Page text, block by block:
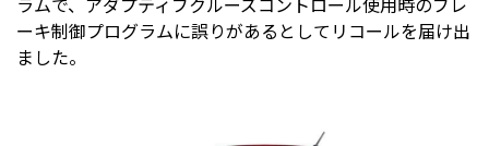
ーキ制御プログラムに誤りがあるとしてリコールを届け出
ました。